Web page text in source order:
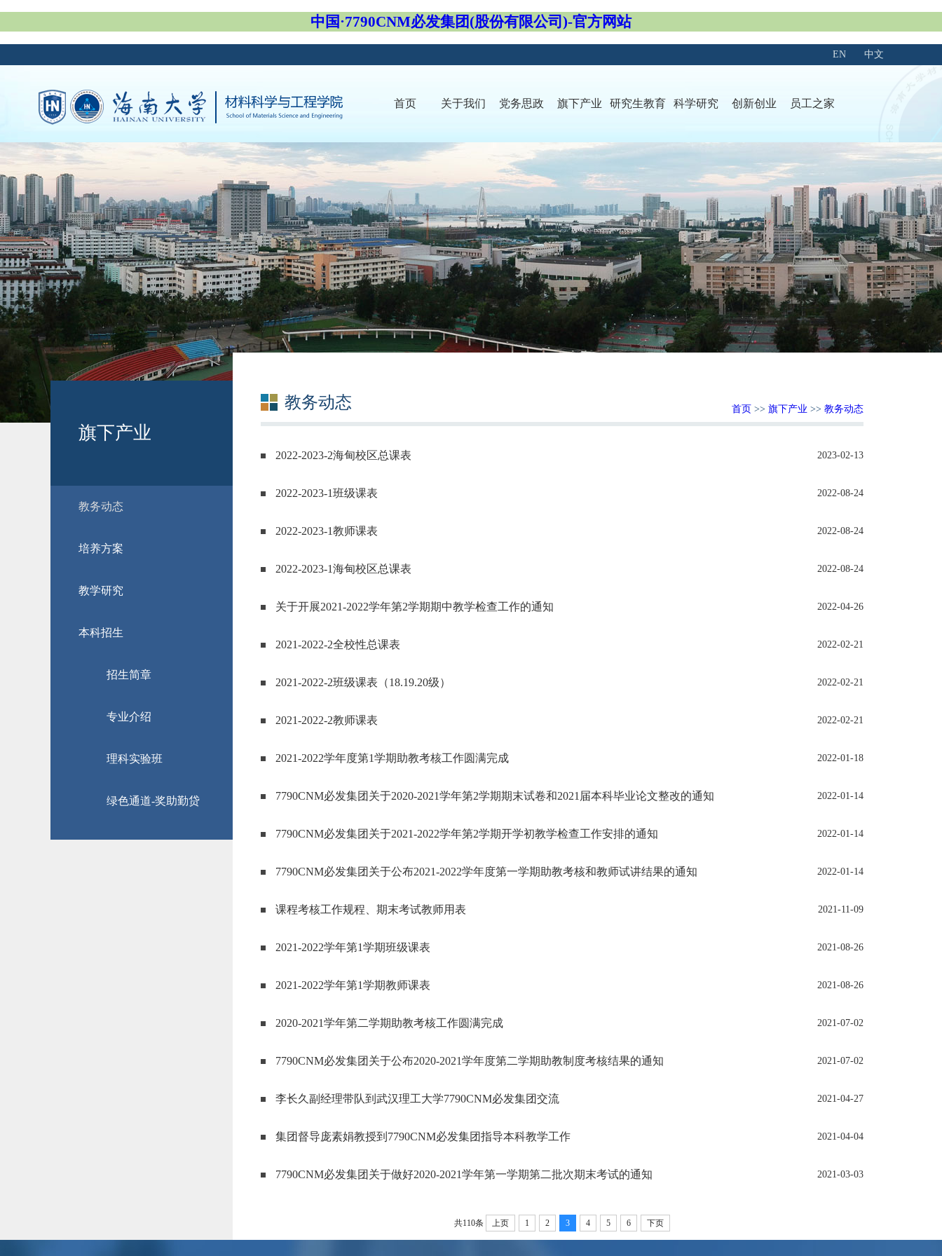
中国·7790CNM必发集团(股份有限公司)-官方网站
中文
EN
首页 关于我们 党务思政 旗下产业 研究生教育 科学研究 创新创业 员工之家
旗下产业
教务动态
培养方案
教学研究
本科招生
招生简章
专业介绍
理科实验班
绿色通道-奖助勤贷
教务动态 首页 >> 旗下产业 >> 教务动态
2022-2023-2海甸校区总课表 2023-02-13
2022-2023-1班级课表 2022-08-24
2022-2023-1教师课表 2022-08-24
2022-2023-1海甸校区总课表 2022-08-24
关于开展2021-2022学年第2学期期中教学检查工作的通知 2022-04-26
2021-2022-2全校性总课表 2022-02-21
2021-2022-2班级课表（18.19.20级） 2022-02-21
2021-2022-2教师课表 2022-02-21
2021-2022学年度第1学期助教考核工作圆满完成 2022-01-18
7790CNM必发集团关于2020-2021学年第2学期期末试卷和2021届本科毕业论文整改的通知 2022-01-14
7790CNM必发集团关于2021-2022学年第2学期开学初教学检查工作安排的通知 2022-01-14
7790CNM必发集团关于公布2021-2022学年度第一学期助教考核和教师试讲结果的通知 2022-01-14
课程考核工作规程、期末考试教师用表 2021-11-09
2021-2022学年第1学期班级课表 2021-08-26
2021-2022学年第1学期教师课表 2021-08-26
2020-2021学年第二学期助教考核工作圆满完成 2021-07-02
7790CNM必发集团关于公布2020-2021学年度第二学期助教制度考核结果的通知 2021-07-02
李长久副经理带队到武汉理工大学7790CNM必发集团交流 2021-04-27
集团督导庞素娟教授到7790CNM必发集团指导本科教学工作 2021-04-04
7790CNM必发集团关于做好2020-2021学年第一学期第二批次期末考试的通知 2021-03-03
共110条 上页 1 2 3 4 5 6 下页